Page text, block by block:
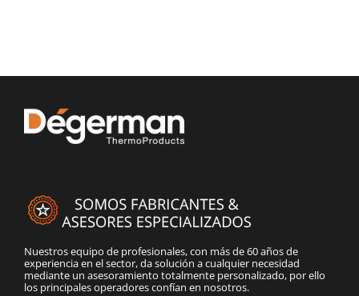
Nuestros equipo de profesionales, con más de 60 años de
experiencia en el sector, da solución a cualquier necesidad
mediante un asesoramiento totalmente personalizado, por ello
los principales operadores confían en nosotros.